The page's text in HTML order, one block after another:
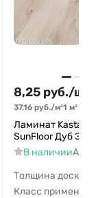
8,25 руб./шт.
37,16 руб./м²1 м²
Ламинат
SunFloor Дуб Эри
В наличии
Толщина доски
Класс